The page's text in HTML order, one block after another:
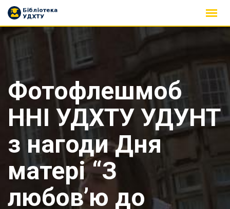
Skip
Фотофлешмоб
ННІ УДХТУ УДУНТ
з нагоди Дня
матері “З
любов’ю до